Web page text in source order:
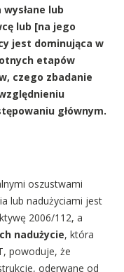
lub
lub [na jego
jest dominująca w
etapów
czego zbadanie
głównym.
oszustwami
lub nadużyciami jest
2006/112, a
nadużycie, która
powoduje, że
oderwane od